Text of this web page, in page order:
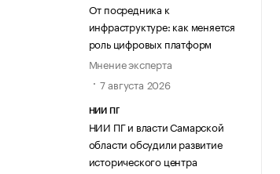
От посредника к
инфраструктуре: как меняется
роль цифровых платформ
Мнение эксперта
7 августа 2026
НИИ ПГ
НИИ ПГ и власти Самарской
области обсудили развитие
исторического центра